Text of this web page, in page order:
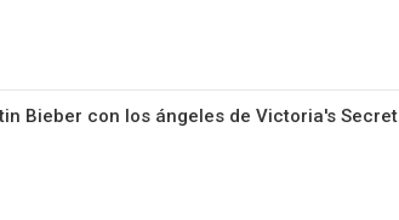
Bieber con los ángeles de Victoria's Secret